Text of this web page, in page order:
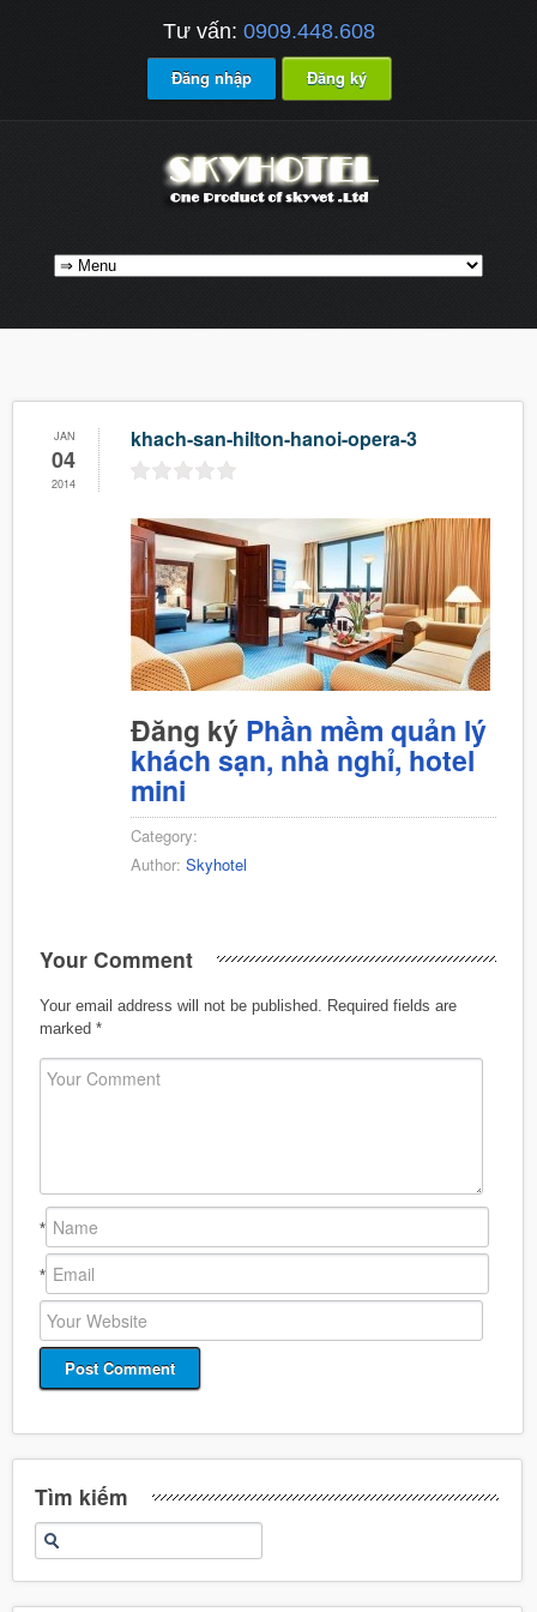
Tư vấn: 0909.448.608
Đăng nhập Đăng ký
JAN
04
2014
khach-san-hilton-hanoi-opera-3
Đăng ký Phần mềm quản lý
khách sạn, nhà nghỉ, hotel
mini
Category:
Author: Skyhotel
Your Comment
Your email address will not be published.
Required fields are
marked *
*
*
Tìm kiếm